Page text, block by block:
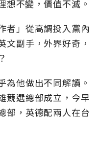
想不變，價值不滅。
者」從高調投入黨內
文副手，外界好奇，
為他做出不同解讀。
競選總部成立，今早
部，英德配兩人在台